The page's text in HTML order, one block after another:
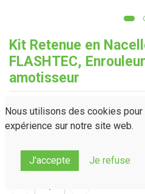
Kit Retenue en
FLASHTEC,
amotisseur
Taille
Nous utilisons des cookies
expérience sur notre site web.
J'accepte Je refuse